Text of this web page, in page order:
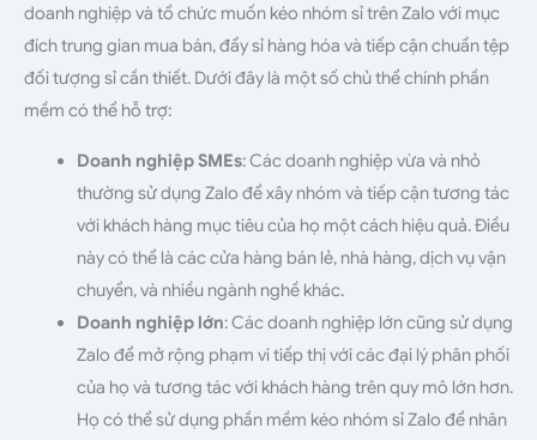
doanh nghiệp và tổ chức muốn kéo nhóm sỉ trên Zalo với mục
đích trung gian mua bán, đẩy sỉ hàng hóa và tiếp cận chuẩn tệp
đối tượng sỉ cần thiết. Dưới đây là một số chủ thể chính phần
mềm có thể hỗ trợ:
Doanh nghiệp SMEs: Các doanh nghiệp vừa và nhỏ
thường sử dụng Zalo để xây nhóm và tiếp cận tương tác
với khách hàng mục tiêu của họ một cách hiệu quả. Điều
này có thể là các cửa hàng bán lẻ, nhà hàng, dịch vụ vận
chuyển, và nhiều ngành nghề khác.
Doanh nghiệp lớn: Các doanh nghiệp lớn cũng sử dụng
Zalo để mở rộng phạm vi tiếp thị với các đại lý phân phối
của họ và tương tác với khách hàng trên quy mô lớn hơn.
Họ có thể sử dụng phần mềm kéo nhóm sỉ Zalo để nhân